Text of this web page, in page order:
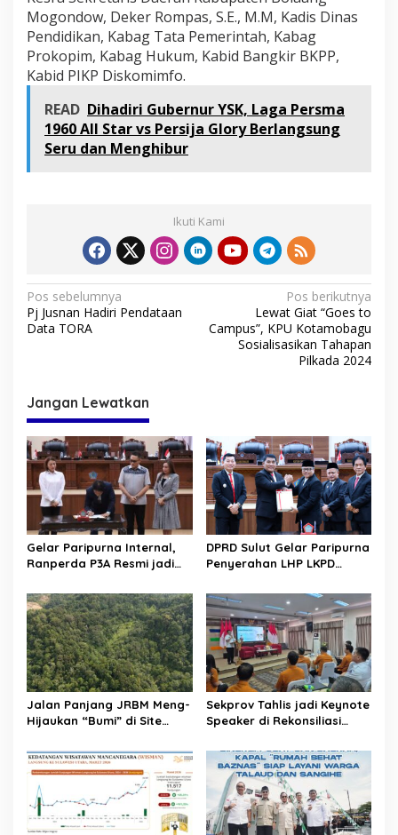
Mogondow, Deker Rompas, S.E., M.M, Kadis Dinas
Pendidikan, Kabag Tata Pemerintah, Kabag
Prokopim, Kabag Hukum, Kabid Bangkir BKPP,
Kabid PIKP Diskomimfo.
READ Dihadiri Gubernur YSK, Laga Persma
1960 All Star vs Persija Glory Berlangsung
Seru dan Menghibur
Ikuti Kami
N
a
g
a
s
i
p
o
s
Pos sebelumnya
Pj Jusnan Hadiri Pendataan
Data TORA
Pos berikutnya
Lewat Giat “Goes to
Campus”, KPU Kotamobagu
Sosialisasikan Tahapan
Pilkada 2024
Jangan Lewatkan
Gelar Paripurna Internal,
Ranperda P3A Resmi jadi
Sulut
DPRD Sulut Gelar Paripurna
Penyerahan LHP LKPD
kalinya
Jalan Panjang JRBM Meng-
Hijaukan “Bumi” di Site
hingga Aksi Ilegal Mining
Sekprov Tahlis jadi Keynote
Speaker di Rekonsiliasi